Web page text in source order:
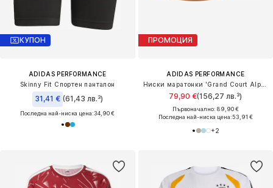
КУПОН
ADIDAS PERFORMANCE
Skinny Fit Спортен панталон
31,41 € (61,43 лв.³)
Последна най-ниска цена:34,90 €
ПРОМОЦИЯ
ADIDAS PERFORMANCE
79,90 €(156,27 лв.³)
Първоначално: 89,90 €
Последна най-ниска цена:53,91 €
+2